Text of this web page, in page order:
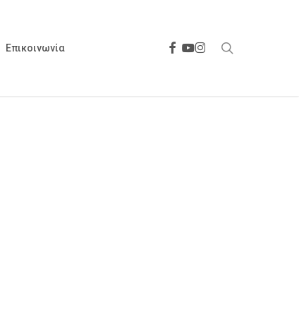
Επικοινωνία facebook
youtube
instagram